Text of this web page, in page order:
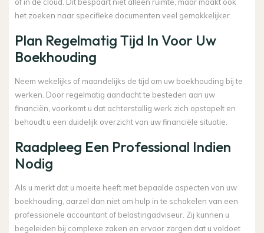
het zoeken naar specifieke documenten veel gemakkelijker.
Plan Regelmatig Tijd In Voor Uw
Boekhouding
Neem wekelijks of maandelijks de tijd om uw boekhouding bij te
werken. Door regelmatig aandacht te besteden aan uw
financiën, voorkomt u dat achterstallig werk zich opstapelt en
behoudt u een duidelijk overzicht van uw financiële situatie.
Raadpleeg Een Professional Indien
Nodig
Als u merkt dat u moeite heeft met bepaalde aspecten van uw
boekhouding, aarzel dan niet om hulp in te schakelen van een
professionele accountant of belastingadviseur. Zij kunnen u
begeleiden bij complexe zaken en ervoor zorgen dat u voldoet